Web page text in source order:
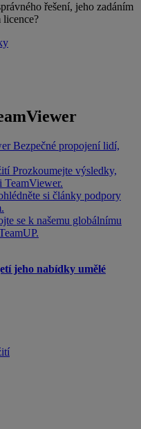
řešení, jeho zadáním
licence?
Bezpečné propojení lidí,
Prozkoumejte výsledky,
TeamViewer.
si články podpory
se k našemu globálnímu
jeho nabídky umělé